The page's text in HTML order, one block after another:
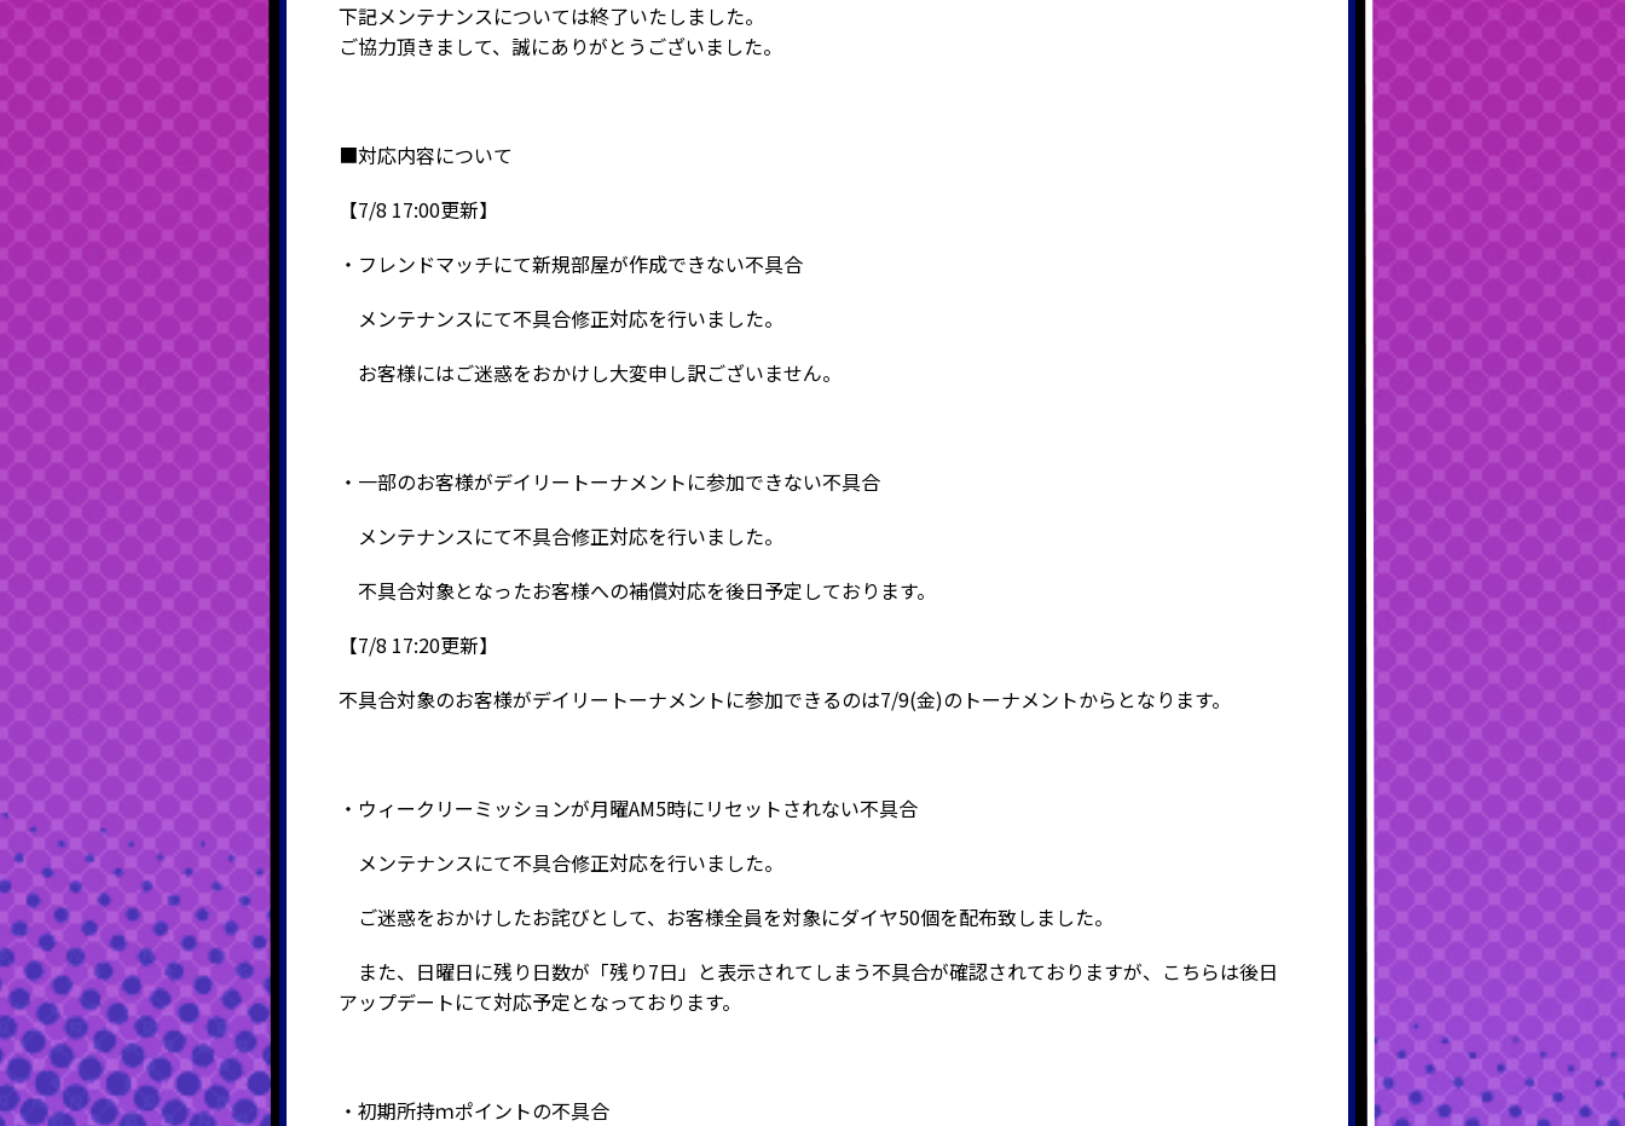
下記メンテナンスについては終了いたしました。
ご協力頂きまして、誠にありがとうございました。
■対応内容について
【7/8 17:00更新】
・フレンドマッチにて新規部屋が作成できない不具合
メンテナンスにて不具合修正対応を行いました。
お客様にはご迷惑をおかけし大変申し訳ございません。
・一部のお客様がデイリートーナメントに参加できない不具合
メンテナンスにて不具合修正対応を行いました。
不具合対象となったお客様への補償対応を後日予定しております。
【7/8 17:20更新】
不具合対象のお客様がデイリートーナメントに参加できるのは7/9(金)のトーナメントからとなります。
・ウィークリーミッションが月曜AM5時にリセットされない不具合
メンテナンスにて不具合修正対応を行いました。
ご迷惑をおかけしたお詫びとして、お客様全員を対象にダイヤ50個を配布致しました。
また、日曜日に残り日数が「残り7日」と表示されてしまう不具合が確認されておりますが、こちらは後日
アップデートにて対応予定となっております。
・初期所持ｍポイントの不具合